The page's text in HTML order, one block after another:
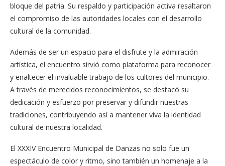
bloque del patria. Su respaldo y participación activa resaltaron
el compromiso de las autoridades locales con el desarrollo
cultural de la comunidad.
Además de ser un espacio para el disfrute y la admiración
artística, el encuentro sirvió como plataforma para reconocer
y enaltecer el invaluable trabajo de los cultores del municipio.
A través de merecidos reconocimientos, se destacó su
dedicación y esfuerzo por preservar y difundir nuestras
tradiciones, contribuyendo así a mantener viva la identidad
cultural de nuestra localidad.
El XXXIV Encuentro Municipal de Danzas no solo fue un
espectáculo de color y ritmo, sino también un homenaje a la